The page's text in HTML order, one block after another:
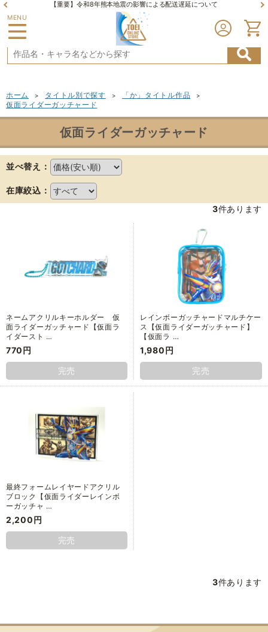
【重要】令和8年熊本地震の影響による配送遅延について
MENU
ホーム > タイトル別で探す > 「か」タイトル作品 >
仮面ライダーガッチャード
仮面ライダーガッチャード
並べ替え：
在庫絞込：
3件あります
ネームアクリルキーホルダー 仮
面ライダーガッチャード【仮面ラ
イダースト …
770円
完売
レインボーガッチャードマルチケー
ス【仮面ライダーガッチャード】
【仮面ラ …
1,980円
完売
最終フォームレイヤードアクリル
ブロック【仮面ライダーレインボ
ーガッチャ …
2,200円
完売
3件あります